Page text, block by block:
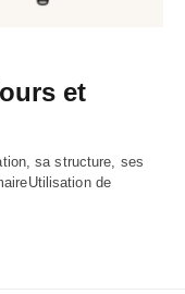
et
sa structure, ses
de